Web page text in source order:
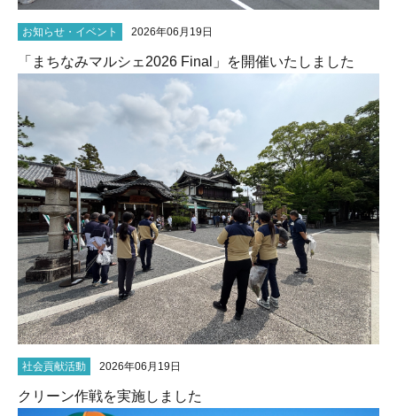
お知らせ・イベント 2026年06月19日
「まちなみマルシェ2026 Final」を開催いたしました
社会貢献活動 2026年06月19日
クリーン作戦を実施しました